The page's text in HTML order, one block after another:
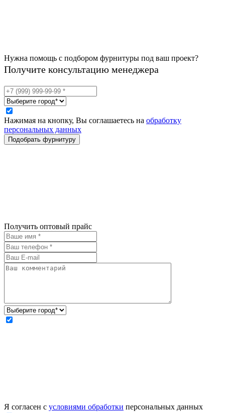
Нужна помощь с подбором фурнитуры под ваш проект?
Получите консультацию менеджера
Нажимая на кнопку, Вы соглашаетесь на обработку
персональных данных
Получить оптовый прайс
Я согласен с условиями обработки персональных данных